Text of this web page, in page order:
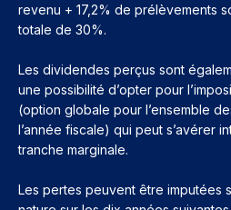
revenu + 17,2% de prélèvements
totale de 30%.
Les dividendes perçus sont
une possibilité d’opter pour
(option globale pour l’ensemble
l’année fiscale) qui peut s’avérer
tranche marginale.
Les pertes peuvent être imputées